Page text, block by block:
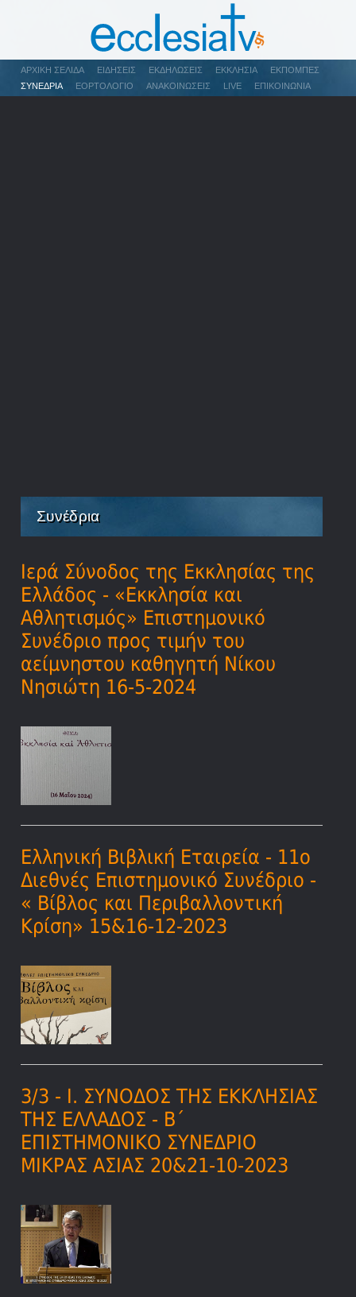
ΑΡΧΙΚΉ ΣΕΛΊΔΑ ΕΙΔΉΣΕΙΣ ΕΚΔΗΛΏΣΕΙΣ ΕΚΚΛΗΣΊΑ
ΕΚΠΟΜΠΈΣ
ΣΥΝΈΔΡΙΑ
ΕΟΡΤΟΛΌΓΙΟ ΑΝΑΚΟΙΝΏΣΕΙΣ LIVE ΕΠΙΚΟΙΝΩΝΊΑ
Συνέδρια
Ιερά Σύνοδος της Εκκλησίας της
Ελλάδος - «Εκκλησία και
Αθλητισμός» Επιστημονικό
Συνέδριο προς τιμήν του
αείμνηστου καθηγητή Νίκου
Νησιώτη 16-5-2024
Ελληνική Βιβλική Εταιρεία - 11ο
Διεθνές Επιστημονικό Συνέδριο -
« Βίβλος και Περιβαλλοντική
Κρίση» 15&16-12-2023
3/3 - Ι. ΣΥΝΟΔΟΣ ΤΗΣ ΕΚΚΛΗΣΙΑΣ
ΤΗΣ ΕΛΛΑΔΟΣ - Β΄
ΕΠΙΣΤΗΜΟΝΙΚΟ ΣΥΝΕΔΡΙΟ
ΜΙΚΡΑΣ ΑΣΙΑΣ 20&21-10-2023